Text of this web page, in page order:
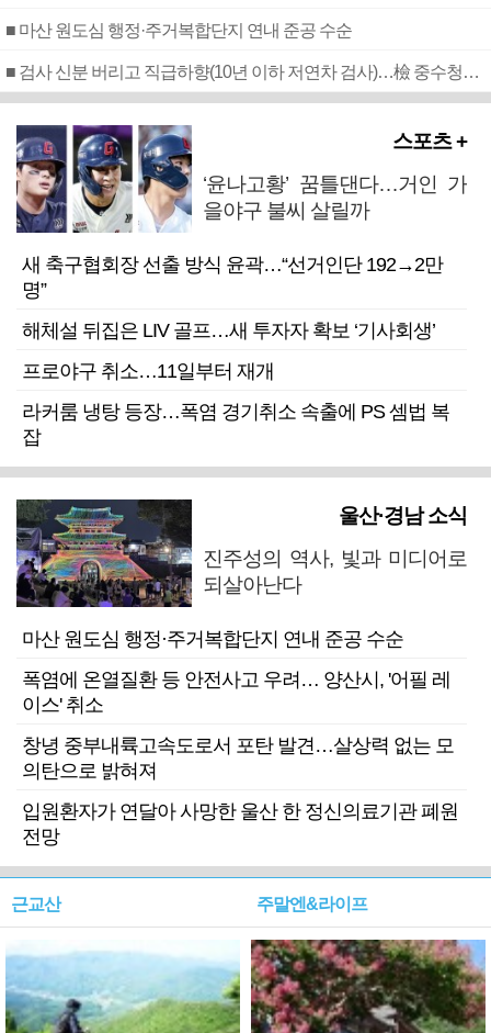
■ 마산 원도심 행정·주거복합단지 연내 준공 수순
■ 검사 신분 버리고 직급하향(10년 이하 저연차 검사)…檢 중수청행 기피
스포츠 +
‘윤나고황’ 꿈틀댄다…거인 가
을야구 불씨 살릴까
새 축구협회장 선출 방식 윤곽…“선거인단 192→2만
명”
해체설 뒤집은 LIV 골프…새 투자자 확보 ‘기사회생’
프로야구 취소…11일부터 재개
라커룸 냉탕 등장…폭염 경기취소 속출에 PS 셈법 복
잡
울산·경남 소식
진주성의 역사, 빛과 미디어로
되살아난다
마산 원도심 행정·주거복합단지 연내 준공 수순
폭염에 온열질환 등 안전사고 우려… 양산시, '어필 레
이스' 취소
창녕 중부내륙고속도로서 포탄 발견…살상력 없는 모
의탄으로 밝혀져
입원환자가 연달아 사망한 울산 한 정신의료기관 폐원
전망
근교산 주말엔&라이프